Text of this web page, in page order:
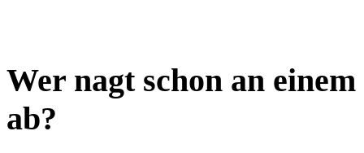
Wer nagt schon an
ab?